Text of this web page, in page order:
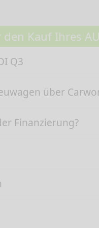
Kauf Ihres
Q3
über
Finanzierung?